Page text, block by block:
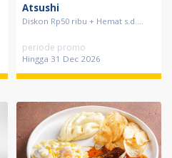
Atsushi
Diskon Rp50 ribu + Hemat s.d....
periode promo
Hingga 31 Dec 2026